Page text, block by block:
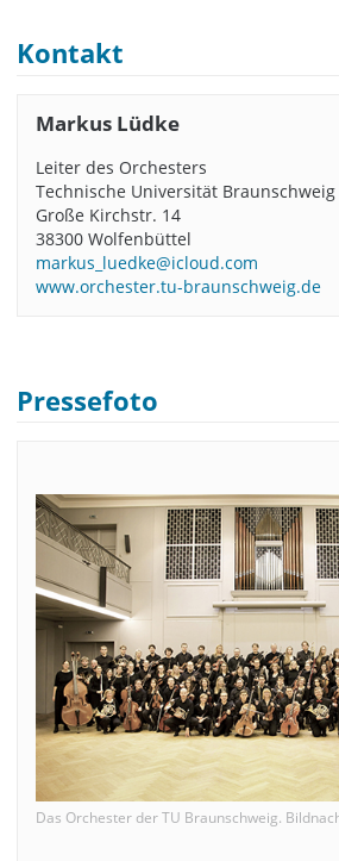
Kontakt
Markus Lüdke
Leiter des Orchesters
Technische Universität Braunschweig
Große Kirchstr. 14
38300 Wolfenbüttel
markus_luedke@icloud.com
www.orchester.tu-braunschweig.de
Pressefoto
Das Orchester der TU Braunschweig.